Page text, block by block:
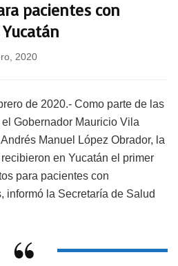
pacientes con
2020
de 2020.- Como parte de las
Gobernador Mauricio Vila
Manuel López Obrador, la
en Yucatán el primer
para pacientes con
informó la Secretaría de Salud